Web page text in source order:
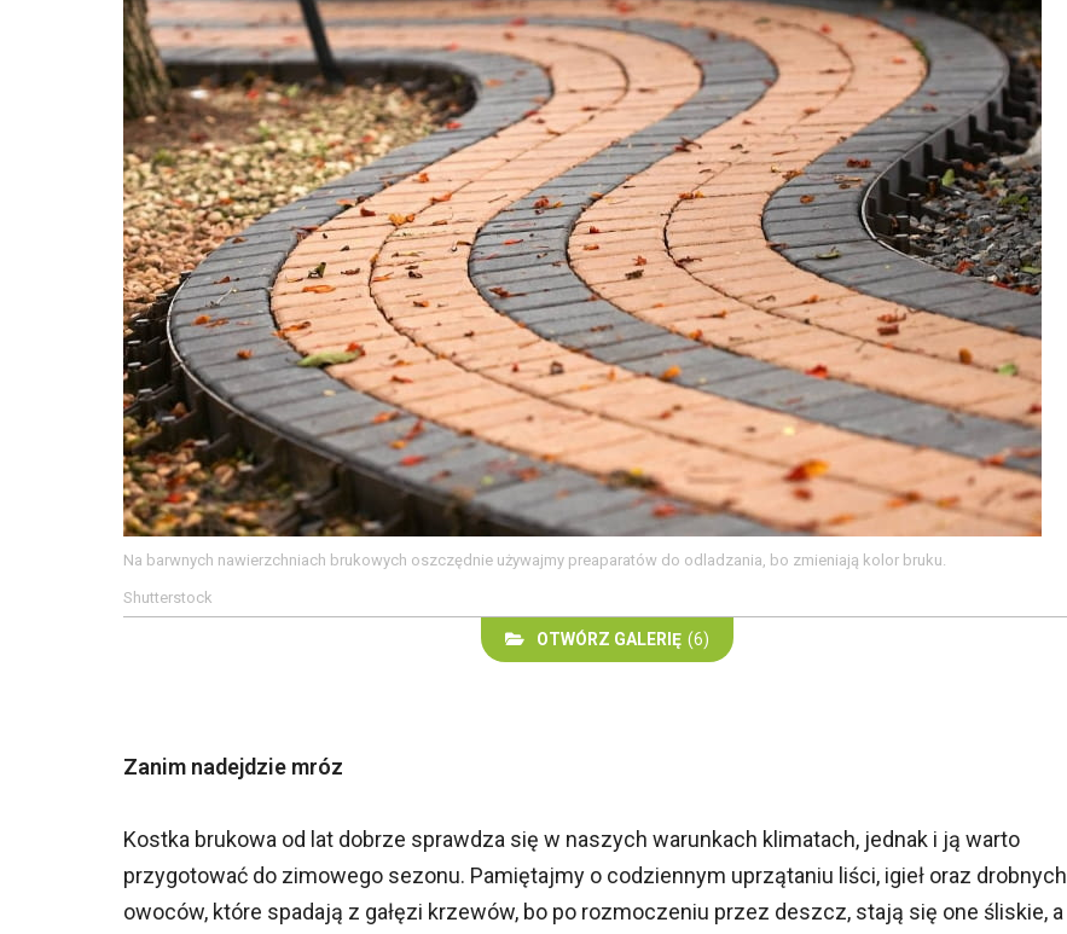
Na barwnych nawierzchniach brukowych oszczędnie używajmy preaparatów do odladzania, bo zmieniają kolor bruku.
Shutterstock
OTWÓRZ GALERIĘ (6)
Zanim nadejdzie mróz
Kostka brukowa od lat dobrze sprawdza się w naszych warunkach klimatach, jednak i ją warto
przygotować do zimowego sezonu. Pamiętajmy o codziennym uprzątaniu liści, igieł oraz drobnych
owoców, które spadają z gałęzi krzewów, bo po rozmoczeniu przez deszcz, stają się one śliskie, a